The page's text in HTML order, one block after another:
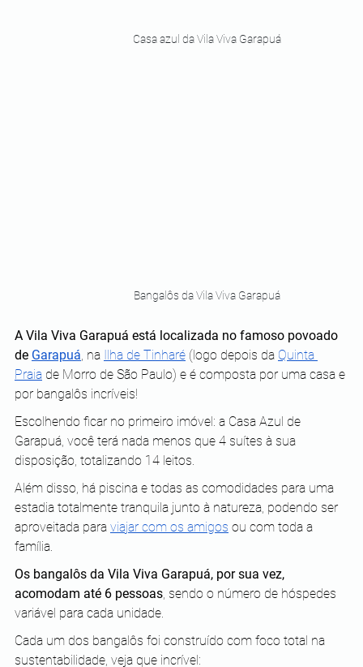
Casa azul da Vila Viva Garapuá
Bangalôs da Vila Viva Garapuá
A Vila Viva Garapuá está localizada no famoso povoado
de Garapuá , na Ilha de Tinharé (logo depois da Quinta
Praia de Morro de São Paulo) e é composta por uma casa e
por bangalôs incríveis!
Escolhendo ficar no primeiro imóvel: a Casa Azul de
Garapuá, você terá nada menos que 4 suítes à sua
disposição, totalizando 14 leitos.
Além disso, há piscina e todas as comodidades para uma
estadia totalmente tranquila junto à natureza, podendo ser
aproveitada para viajar com os amigos ou com toda a
família.
Os bangalôs da Vila Viva Garapuá, por sua vez,
acomodam até 6 pessoas , sendo o número de hóspedes
variável para cada unidade.
Cada um dos bangalôs foi construído com foco total na
sustentabilidade, veja que incrível: